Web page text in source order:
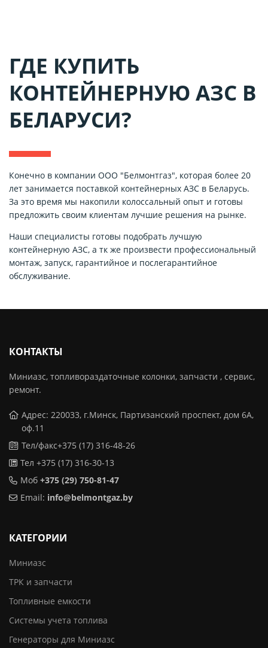
ГДЕ КУПИТЬ
КОНТЕЙНЕРНУЮ АЗС В
БЕЛАРУСИ?
Конечно в компании ООО "Белмонтгаз", которая более 20
лет занимается поставкой контейнерных АЗС в Беларусь.
За это время мы накопили колоссальный опыт и готовы
предложить своим клиентам лучшие решения на рынке.
Наши специалисты готовы подобрать лучшую
контейнерную АЗС, а тк же произвести профессиональный
монтаж, запуск, гарантийное и послегарантийное
обслуживание.
КОНТАКТЫ
Миниазс, топливораздаточные колонки, запчасти , сервис,
ремонт.
Адрес: 220033, г.Минск, Партизанский проспект, дом 6А,
оф.11
Тел/факс+375 (17) 316-48-26
Тел +375 (17) 316-30-13
Моб +375 (29) 750-81-47
Email: info@belmontgaz.by
КАТЕГОРИИ
Миниазс
ТРК и запчасти
Топливные емкости
Системы учета топлива
Генераторы для Миниазс